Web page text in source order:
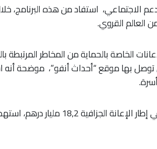
توصل بها موقع “أحداث أنفو”، موضحة أنه